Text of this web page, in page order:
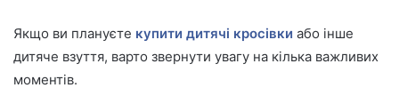
Якщо ви плануєте купити дитячі кросівки або інше
дитяче взуття, варто звернути увагу на кілька важливих
моментів.